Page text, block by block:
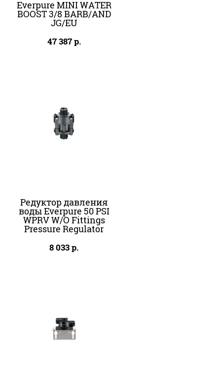
Everpure MINI WATER
BOOST 3/8 BARB/AND
JG/EU
47 387р.
Редуктор давления
воды Everpure 50 PSI
WPRV W/O Fittings
Pressure Regulator
8 033р.